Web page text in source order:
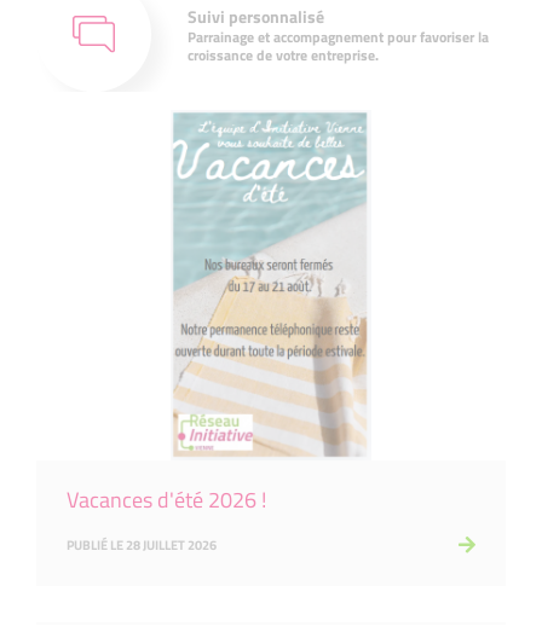
Suivi personnalisé
Parrainage et accompagnement pour favoriser la
croissance de votre entreprise.
Vacances d'été 2026 !
PUBLIÉ LE 28 JUILLET 2026